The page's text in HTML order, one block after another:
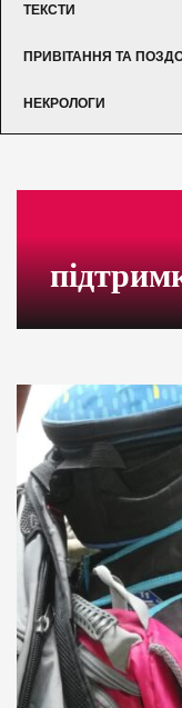
ТЕКСТИ
ПРИВІТАННЯ ТА
НЕКРОЛОГИ